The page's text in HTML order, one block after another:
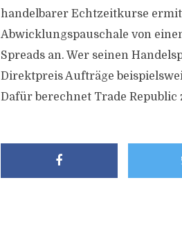
handelbarer Echtzeitkurse
Abwicklungspauschale von
Spreads an. Wer seinen
Direktpreis Aufträge
Dafür berechnet Trade